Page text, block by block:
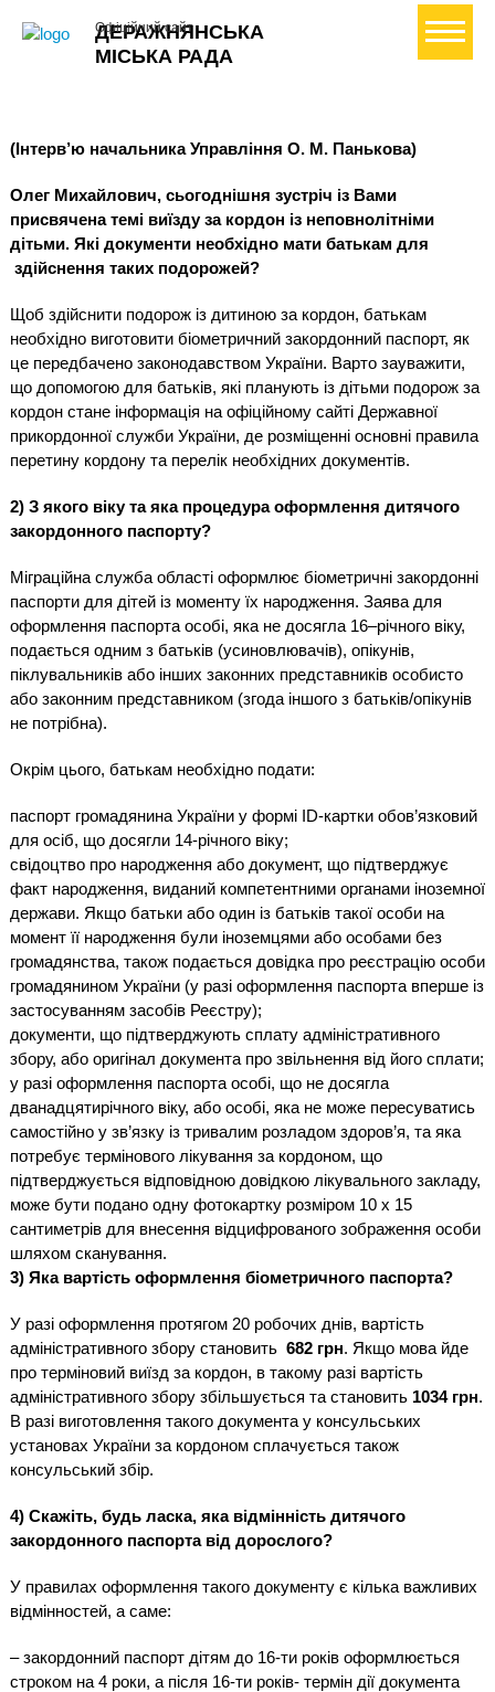
ДЕРАЖНЯНСЬКА
МІСЬКА РАДА
Офіційний сайт+ Створити петицію
(Інтерв’ю начальника Управління О. М. Панькова)
Олег Михайлович, сьогоднішня зустріч із Вами
присвячена темі виїзду за кордон із неповнолітніми
дітьми. Які документи необхідно мати батькам для
здійснення таких подорожей?
Щоб здійснити подорож із дитиною за кордон, батькам
необхідно виготовити біометричний закордонний паспорт, як
це передбачено законодавством України. Варто зауважити,
що допомогою для батьків, які планують із дітьми подорож за
кордон стане інформація на офіційному сайті Державної
прикордонної служби України, де розміщенні основні правила
перетину кордону та перелік необхідних документів.
2) З якого віку та яка процедура оформлення дитячого
закордонного паспорту?
Міграційна служба області оформлює біометричні закордонні
паспорти для дітей із моменту їх народження. Заява для
оформлення паспорта особі, яка не досягла 16–річного віку,
подається одним з батьків (усиновлювачів), опікунів,
піклувальників або інших законних представників особисто
або законним представником (згода іншого з батьків/опікунів
не потрібна).
Окрім цього, батькам необхідно подати:
паспорт громадянина України у формі ID-картки обов’язковий
для осіб, що досягли 14-річного віку;
свідоцтво про народження або документ, що підтверджує
факт народження, виданий компетентними органами іноземної
держави. Якщо батьки або один із батьків такої особи на
момент її народження були іноземцями або особами без
громадянства, також подається довідка про реєстрацію особи
громадянином України (у разі оформлення паспорта вперше із
застосуванням засобів Реєстру);
документи, що підтверджують сплату адміністративного
збору, або оригінал документа про звільнення від його сплати;
у разі оформлення паспорта особі, що не досягла
дванадцятирічного віку, або особі, яка не може пересуватись
самостійно у зв’язку із тривалим розладом здоров’я, та яка
потребує термінового лікування за кордоном, що
підтверджується відповідною довідкою лікувального закладу,
може бути подано одну фотокартку розміром 10 х 15
сантиметрів для внесення відцифрованого зображення особи
шляхом сканування.
3) Яка вартість оформлення біометричного паспорта?
У разі оформлення протягом 20 робочих днів, вартість
адміністративного збору становить 682 грн. Якщо мова йде
про терміновий виїзд за кордон, в такому разі вартість
адміністративного збору збільшується та становить 1034 грн.
В разі виготовлення такого документа у консульських
установах України за кордоном сплачується також
консульський збір.
4) Скажіть, будь ласка, яка відмінність дитячого
закордонного паспорта від дорослого?
У правилах оформлення такого документу є кілька важливих
відмінностей, а саме:
– закордонний паспорт дітям до 16-ти років оформлюється
строком на 4 роки, а після 16-ти років- термін дії документа